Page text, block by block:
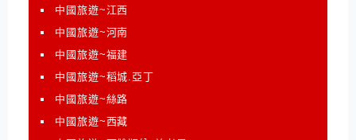
中國旅遊~江西
中國旅遊~河南
中國旅遊~福建
中國旅遊~稻城.亞丁
中國旅遊~絲路
中國旅遊~西藏